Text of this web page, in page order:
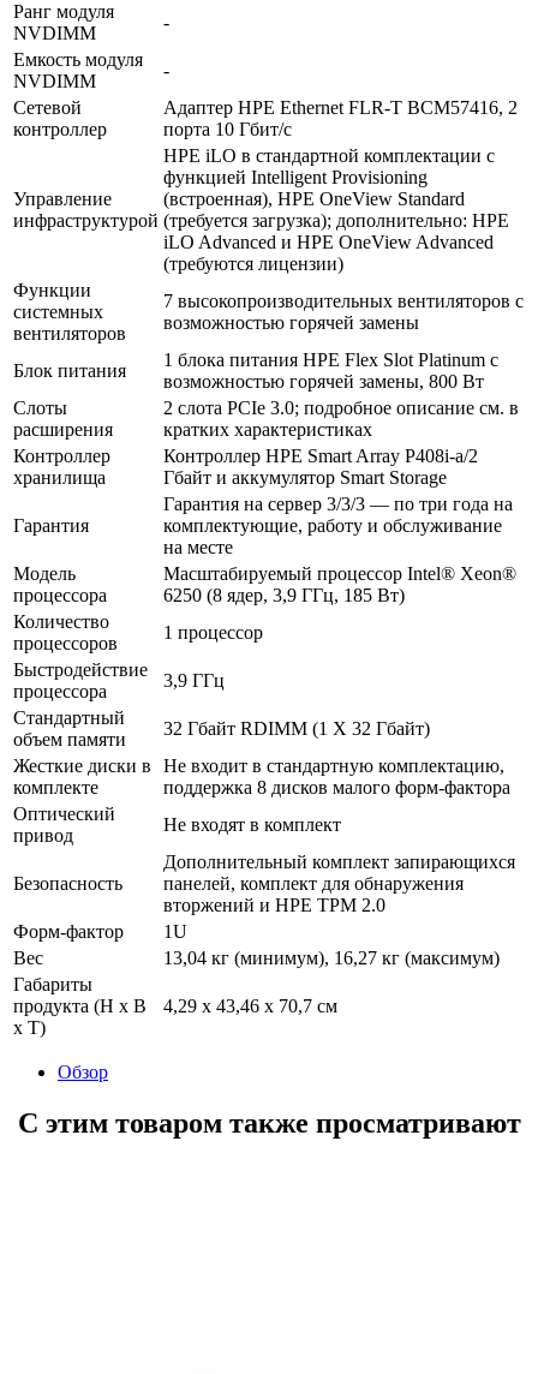
Ранг модуля
NVDIMM
-
Емкость модуля
NVDIMM
-
Сетевой
контроллер
Адаптер HPE Ethernet FLR-T BCM57416, 2
порта 10 Гбит/с
Управление
инфраструктурой
HPE iLO в стандартной комплектации с
функцией Intelligent Provisioning
(встроенная), HPE OneView Standard
(требуется загрузка); дополнительно: HPE
iLO Advanced и HPE OneView Advanced
(требуются лицензии)
Функции
системных
вентиляторов
7 высокопроизводительных вентиляторов с
возможностью горячей замены
Блок питания
1 блока питания HPE Flex Slot Platinum с
возможностью горячей замены, 800 Вт
Слоты
расширения
2 слота PCIe 3.0; подробное описание см. в
кратких характеристиках
Контроллер
хранилища
Контроллер HPE Smart Array P408i-a/2
Гбайт и аккумулятор Smart Storage
Гарантия
Гарантия на сервер 3/3/3 — по три года на
комплектующие, работу и обслуживание
на месте
Модель
процессора
Масштабируемый процессор Intel® Xeon®
6250 (8 ядер, 3,9 ГГц, 185 Вт)
Количество
процессоров
1 процессор
Быстродействие
процессора
3,9 ГГц
Стандартный
объем памяти
32 Гбайт RDIMM (1 X 32 Гбайт)
Жесткие диски в
комплекте
Не входит в стандартную комплектацию,
поддержка 8 дисков малого форм-фактора
Оптический
привод
Не входят в комплект
Безопасность
Дополнительный комплект запирающихся
панелей, комплект для обнаружения
вторжений и HPE TPM 2.0
Форм-фактор
1U
Вес
13,04 кг (минимум), 16,27 кг (максимум)
Габариты
продукта (H x B
x T)
4,29 x 43,46 x 70,7 см
Обзор
С этим товаром также просматривают